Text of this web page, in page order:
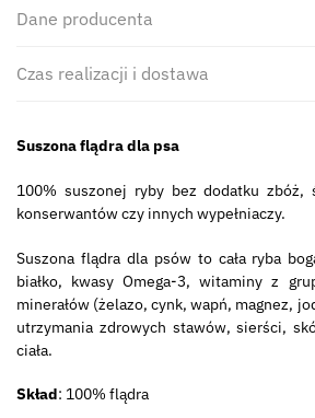
Dane producenta
Czas realizacji i dostawa
Suszona flądra dla psa
100% suszonej ryby bez dodatku zbóż,
konserwantów czy innych wypełniaczy.
Suszona flądra dla psów to cała ryba
białko, kwasy Omega-3, witaminy z
minerałów (żelazo, cynk, wapń, magnez,
utrzymania zdrowych stawów, sierści,
ciała.
Skład: 100% flądra